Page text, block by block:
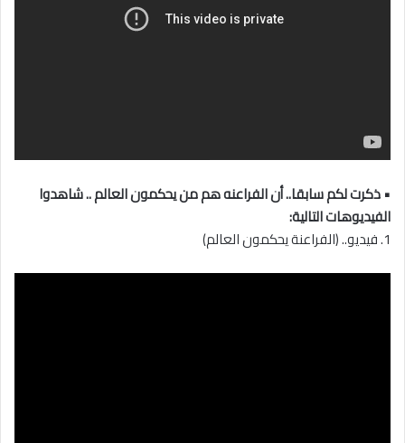
• ذكرت لكم سابقا.. أن الفراعنه هم من يحكمون العالم .. شاهدوا
الفيديوهات التالية:
1. فيديو.. (الفراعنة يحكمون العالم)